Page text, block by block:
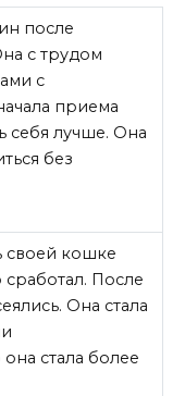
после
с трудом
с
приема
себя лучше. Она
без
своей кошке
После
Она стала
стала более